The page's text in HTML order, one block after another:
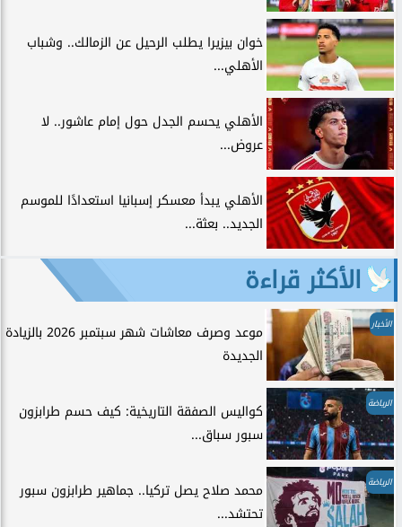
خوان بيزيرا يطلب الرحيل عن الزمالك.. وشباب
الأهلي...
الأهلي يحسم الجدل حول إمام عاشور.. لا
عروض...
الأهلي يبدأ معسكر إسبانيا استعدادًا للموسم
الجديد.. بعثة...
الأكثر قراءة
الأخبار
موعد وصرف معاشات شهر سبتمبر 2026 بالزيادة
الجديدة
الرياضة
كواليس الصفقة التاريخية: كيف حسم طرابزون
سبور سباق...
الرياضة
محمد صلاح يصل تركيا.. جماهير طرابزون سبور
تحتشد...